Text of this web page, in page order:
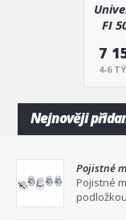
FI
7
4-6
Nejnověji
Pojistné
Pojistné